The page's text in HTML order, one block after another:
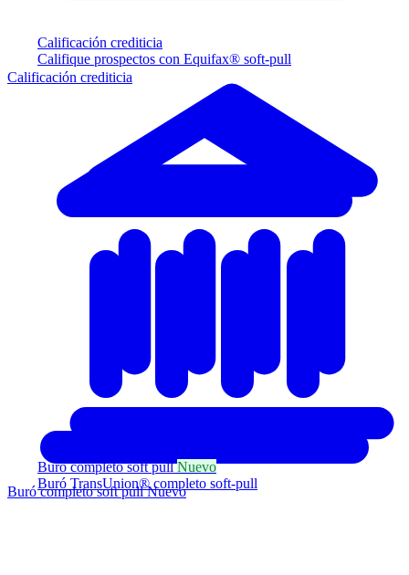
Calificación crediticia
Califique prospectos con Equifax® soft-pull
Buró completo soft pullNuevo
Buró TransUnion® completo soft-pull
Calificación crediticia
Buró completo soft pullNuevo